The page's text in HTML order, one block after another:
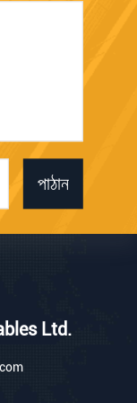
পাঠান
Ltd.